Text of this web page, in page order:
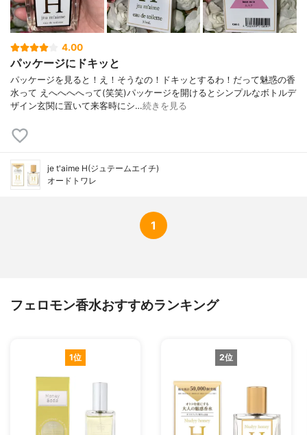
4.00
パッケージにドキッと
パッケージを見ると！え！そうなの！ドキッとするわ！だって魅惑の香
水って えへへへへって(笑笑)パッケージを開けるとシンプルなボトルデ
ザイン玄関に置いて来客時にシ…続きを見る
je t'aime H(ジュテームエイチ)
オードトワレ
1
フェロモン香水おすすめランキング
1位 2位